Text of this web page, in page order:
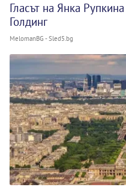
Гласът на Янка
Голдинг
MelomanBG - Sled5.bg